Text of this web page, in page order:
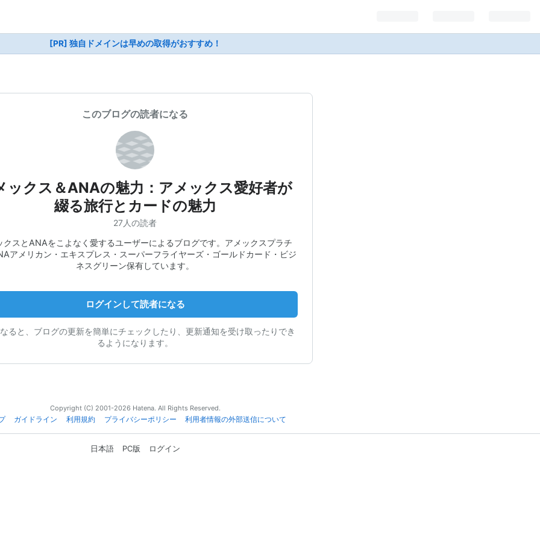
[PR] 独自ドメインは早めの取得がおすすめ！
このブログの読者になる
ックス＆ANAの魅力：アメックス愛好者が
綴る旅行とカードの魅力
27人の読者
クスとANAをこよなく愛するユーザーによるブログです。アメックスプラチ
アメリカン・エキスプレス・スーパーフライヤーズ・ゴールドカード・ビジ
ネスグリーン保有しています。
ログインして読者になる
ると、ブログの更新を簡単にチェックしたり、更新通知を受け取ったりでき
るようになります。
Copyright (C) 2001-2026 Hatena. All Rights Reserved.
ガイドライン 利用規約 プライバシーポリシー 利用者情報の外部送信について
日本語 PC版 ログイン